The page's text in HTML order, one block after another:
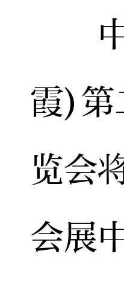
中
霞)第
览会
会展